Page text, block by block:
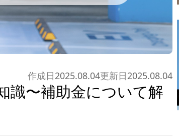
作成日2025.08.04更新日2025.08.04
識〜補助金について解